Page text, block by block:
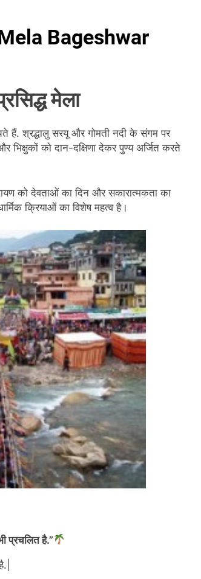
Mela Bageshwar
मेला
हैं. श्रद्धालु सरयू और गोमती नदी के संगम पर
को दान-दक्षिणा देकर पुण्य अर्जित करते
को देवताओं का दिन और सकारात्मकता का
क्रियाओं का विशेष महत्व है।
प्रचलित है.”